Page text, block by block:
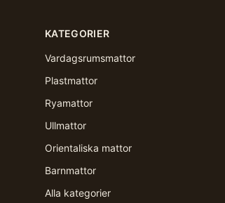
KATEGORIER
Vardagsrumsmattor
Plastmattor
Ryamattor
Ullmattor
Orientaliska mattor
Barnmattor
Alla kategorier